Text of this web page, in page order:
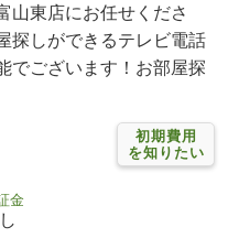
山東店にお任せくださ
しができるテレビ電話
でございます！お部屋探
初期費用
を知りたい
金